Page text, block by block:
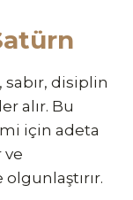
sabır, disiplin
alır. Bu
için adeta
ve